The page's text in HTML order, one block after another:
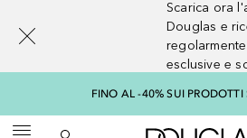
Scarica ora
Douglas e
esclusive e
FINO AL -40% SUI PRODOTTI
[navigation.slideout.screenreader]